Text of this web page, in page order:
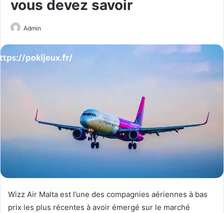
vous devez savoir
Admin
Wizz Air Malta est l’une des compagnies aériennes à bas
prix les plus récentes à avoir émergé sur le marché